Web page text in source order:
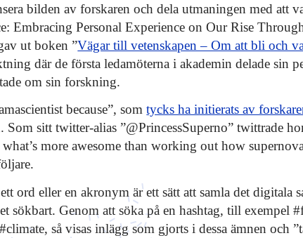
bilden av forskaren och dela utmaningen med att
Embracing Personal Experience on Our Rise
ut boken ”Vägar till vetenskapen – Om att bli och
där de första ledamöterna i akademin delade sin
om sin forskning.
because”, somtycks ha initierats av
Som sitt twitter-alias ”@PrincessSuperno” twittrade
more awesome than working out how
ord eller en akronym är ett sätt att samla det digitala
sökbart. Genom att söka på en hashtag, till exempel
så visas inlägg som gjorts i dessa ämnen och